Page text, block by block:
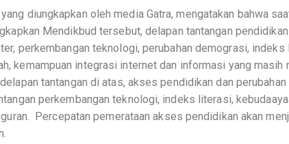
diungkapkan oleh media Gatra, mengatakan bahwa
Mendikbud tersebut, delapan tantangan
perkembangan teknologi, perubahan demograsi, indeks
kemampuan integrasi internet dan informasi yang masih
tantangan di atas, akses pendidikan dan perubahan
perkembangan teknologi, indeks literasi,
Percepatan pemerataan akses pendidikan akan